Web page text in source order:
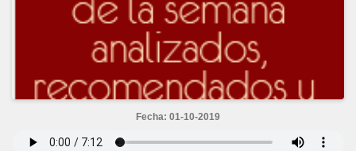
Fecha: 01-10-2019